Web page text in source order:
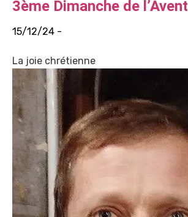
3ème Dimanche de l’Avent
15/12/24 -
La joie chrétienne